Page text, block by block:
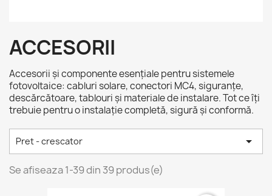
ACCESORII
Accesorii și componente esențiale pentru sistemele
fotovoltaice: cabluri solare, conectori MC4, siguranțe,
descărcătoare, tablouri și materiale de instalare. Tot ce îți
trebuie pentru o instalație completă, sigură și conformă.
Pret - crescator 
Se afiseaza 1-39 din 39 produs(e)